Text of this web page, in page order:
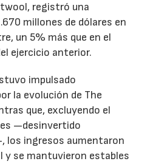
registró una
millones de dólares en
un 5% más que en el
ejercicio anterior.
impulsado
la evolución de The
que, excluyendo el
—desinvertido
los ingresos aumentaron
y se mantuvieron estables